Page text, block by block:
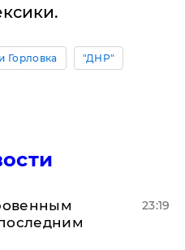
Горловка "ДНР"
23:19